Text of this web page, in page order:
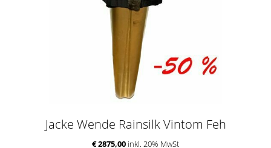
Jacke Wende Rainsilk Vintom Feh
€ 2875,00 inkl. 20% MwSt